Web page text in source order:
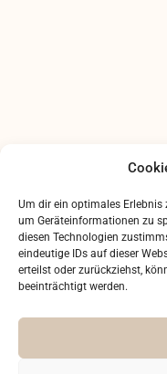
Um dir ein optimales Erlebnis
um Geräteinformationen zu
diesen Technologien
eindeutige IDs auf dieser
erteilst oder zurückziehst,
beeinträchtigt werden.